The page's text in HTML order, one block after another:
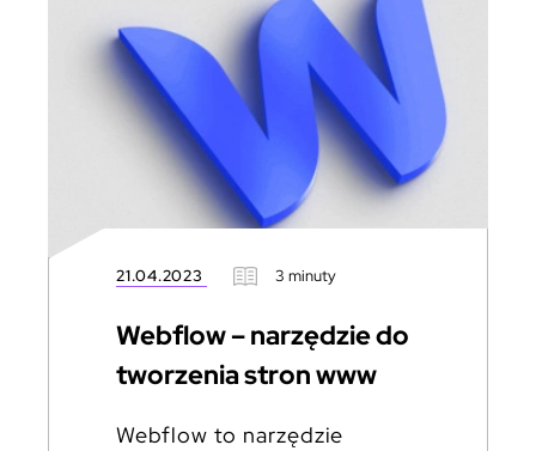
21.04.2023 3 minuty
Webflow – narzędzie do
tworzenia stron www
Webflow to narzędzie